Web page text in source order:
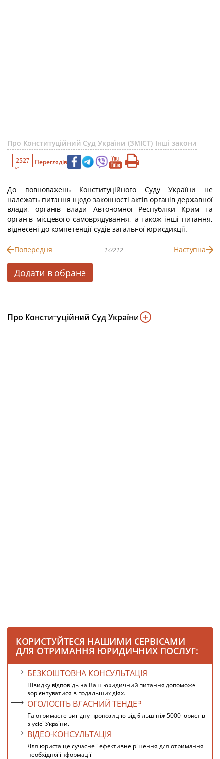
Про Конституційний Суд України (ЗМІСТ) Інші закони
2527 Переглядів
До повноважень Конституційного Суду України не
належать питання щодо законності актів органів державної
влади, органів влади Автономної Республіки Крим та
органів місцевого самоврядування, а також інші питання,
віднесені до компетенції судів загальної юрисдикції.
Попередня 14/212 Наступна
Додати в обране
Про Конституційний Суд України
КОРИСТУЙТЕСЯ НАШИМИ СЕРВІСАМИ
ДЛЯ ОТРИМАННЯ ЮРИДИЧНИХ ПОСЛУГ:
БЕЗКОШТОВНА КОНСУЛЬТАЦІЯ
Швидку відповідь на Ваш юридичний питання допоможе
зорієнтуватися в подальших діях.
ОГОЛОСІТЬ ВЛАСНИЙ ТЕНДЕР
Та отримаєте вигідну пропозицію від більш ніж 5000 юристів
з усієї України.
ВІДЕО-КОНСУЛЬТАЦІЯ
Для юриста це сучасне і ефективне рішення для отримання
необхідної інформації